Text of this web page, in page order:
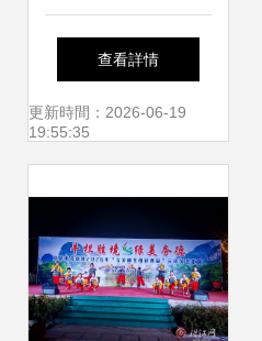
人漢字書法大賽頒
獎典禮在深圳成功
查看詳情
更新時間：2026-06-19
19:55:35